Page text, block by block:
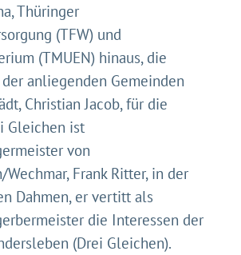
Thüringer
(TFW) und
(TMUEN) hinaus, die
anliegenden Gemeinden
Christian Jacob, für die
Gleichen ist
von
Frank Ritter, in der
Dahmen, er vertitt als
die Interessen der
(Drei Gleichen).